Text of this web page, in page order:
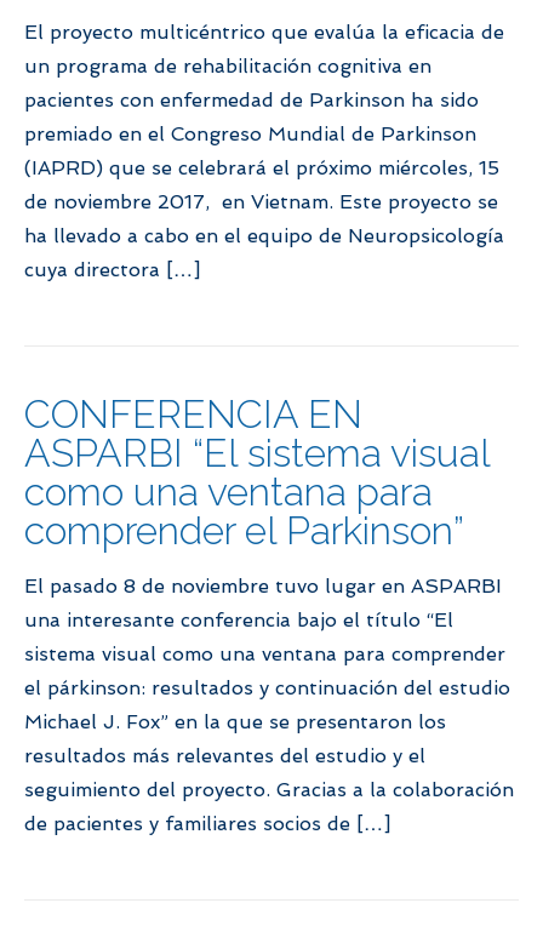
El proyecto multicéntrico que evalúa la eficacia de
un programa de rehabilitación cognitiva en
pacientes con enfermedad de Parkinson ha sido
premiado en el Congreso Mundial de Parkinson
(IAPRD) que se celebrará el próximo miércoles, 15
de noviembre 2017, en Vietnam. Este proyecto se
ha llevado a cabo en el equipo de Neuropsicología
cuya directora […]
CONFERENCIA EN
ASPARBI “El sistema visual
como una ventana para
comprender el Parkinson”
El pasado 8 de noviembre tuvo lugar en ASPARBI
una interesante conferencia bajo el título “El
sistema visual como una ventana para comprender
el párkinson: resultados y continuación del estudio
Michael J. Fox” en la que se presentaron los
resultados más relevantes del estudio y el
seguimiento del proyecto. Gracias a la colaboración
de pacientes y familiares socios de […]